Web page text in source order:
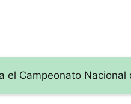
el Campeonato Nacional